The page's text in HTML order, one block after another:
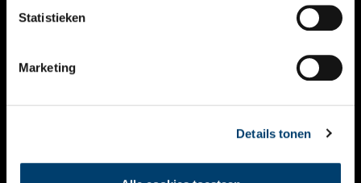
Statistieken
Marketing
Details tonen
THEMA’S
VIDEO’S
CONTACT